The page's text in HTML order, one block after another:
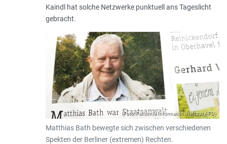
Kaindl hat solche Netzwerke punktuell ans Tageslicht
gebracht.
(Foto: Faksimile Informationsheft zur AFD)
Matthias Bath bewegte sich zwischen verschiedenen
Spekten der Berliner (extremen) Rechten.